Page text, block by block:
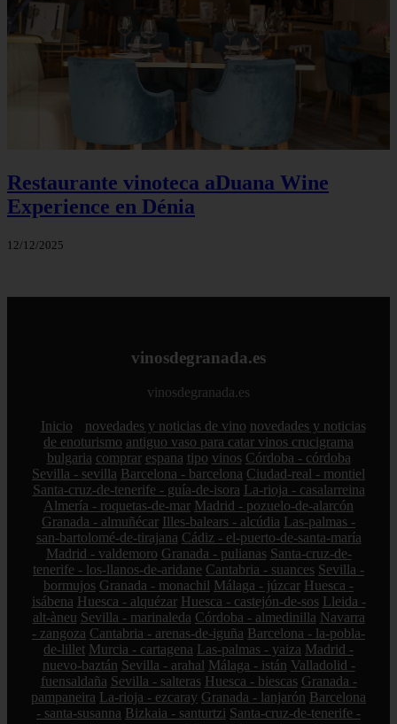
Restaurante vinoteca aDuana Wine
Experience en Dénia
12/12/2025
vinosdegranada.es
vinosdegranada.es
Inicio novedades y noticias de vino novedades y noticias
de enoturismo antiguo vaso para catar vinos crucigrama
bulgaria comprar espana tipo vinos Córdoba - córdoba
Sevilla - sevilla Barcelona - barcelona Ciudad-real - montiel
Santa-cruz-de-tenerife - guía-de-isora La-rioja - casalarreina
Almería - roquetas-de-mar Madrid - pozuelo-de-alarcón
Granada - almuñécar Illes-balears - alcúdia Las-palmas -
san-bartolomé-de-tirajana Cádiz - el-puerto-de-santa-maría
Madrid - valdemoro Granada - pulianas Santa-cruz-de-
tenerife - los-llanos-de-aridane Cantabria - suances Sevilla -
bormujos Granada - monachil Málaga - júzcar Huesca -
isábena Huesca - alquézar Huesca - castejón-de-sos Lleida -
alt-àneu Sevilla - marinaleda Córdoba - almedinilla Navarra
- zangoza Cantabria - arenas-de-iguña Barcelona - la-pobla-
de-lillet Murcia - cartagena Las-palmas - yaiza Madrid -
nuevo-baztán Sevilla - arahal Málaga - istán Valladolid -
fuensaldaña Sevilla - salteras Huesca - biescas Granada -
pampaneira La-rioja - ezcaray Granada - lanjarón Barcelona
- santa-susanna Bizkaia - santurtzi Santa-cruz-de-tenerife -